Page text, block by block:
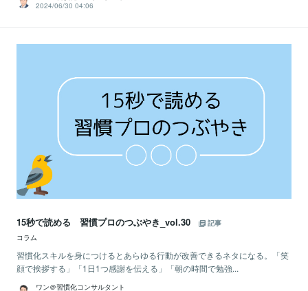
2024/06/30 04:06
15秒で読める 習慣プロのつぶやき_vol.30
記事
コラム
習慣化スキルを身につけるとあらゆる行動が改善できるネタになる。「笑
顔で挨拶する」「1日1つ感謝を伝える」「朝の時間で勉強...
ワン＠習慣化コンサルタント